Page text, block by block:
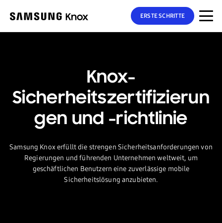
ERSTE SCHRITTE
Knox-
Sicherheitszertifizierun
gen und -richtlinie
Samsung Knox erfüllt die strengen Sicherheitsanforderungen von
Regierungen und führenden Unternehmen weltweit, um
geschäftlichen Benutzern eine zuverlässige mobile
Sicherheitslösung anzubieten.